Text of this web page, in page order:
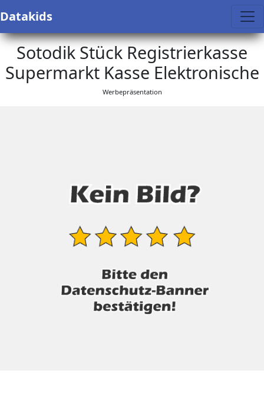
Datakids
Sotodik Stück Registrierkasse
Supermarkt Kasse Elektronische
Werbepräsentation